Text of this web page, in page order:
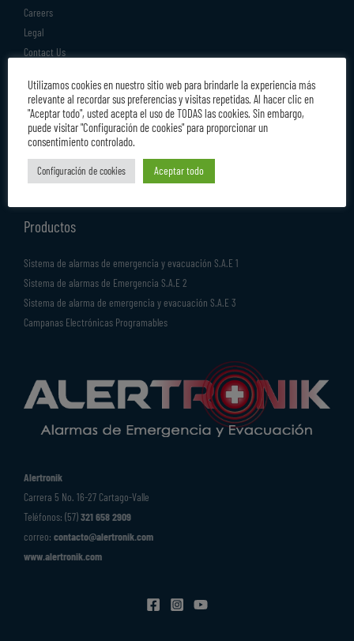
Careers
Legal
Contact Us
Productos
Sistema de alarmas de emergencia y evacuación S.A.E 1
Sistema de alarmas de Emergencia S.A.E 2
Sistema de alarma de emergencia y evacuación S.A.E 3
Campanas Electrónicas Programables
Productos
Sistema de alarmas de emergencia y evacuación S.A.E 1
Sistema de alarmas de Emergencia S.A.E 2
Sistema de alarma de emergencia y evacuación S.A.E 3
Campanas Electrónicas Programables
Alertronik
Carrera 5 No. 16-27 Cartago-Valle
Teléfonos: (57)321 658 2909
correo: contacto@alertronik.com
www.alertronik.com
Utilizamos cookies en nuestro sitio web para brindarle la experiencia más
relevante al recordar sus preferencias y visitas repetidas. Al hacer clic en
"Aceptar todo", usted acepta el uso de TODAS las cookies. Sin embargo,
puede visitar "Configuración de cookies" para proporcionar un
consentimiento controlado.
Configuración de cookies Aceptar todo